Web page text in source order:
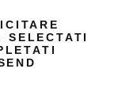
SELECTATI